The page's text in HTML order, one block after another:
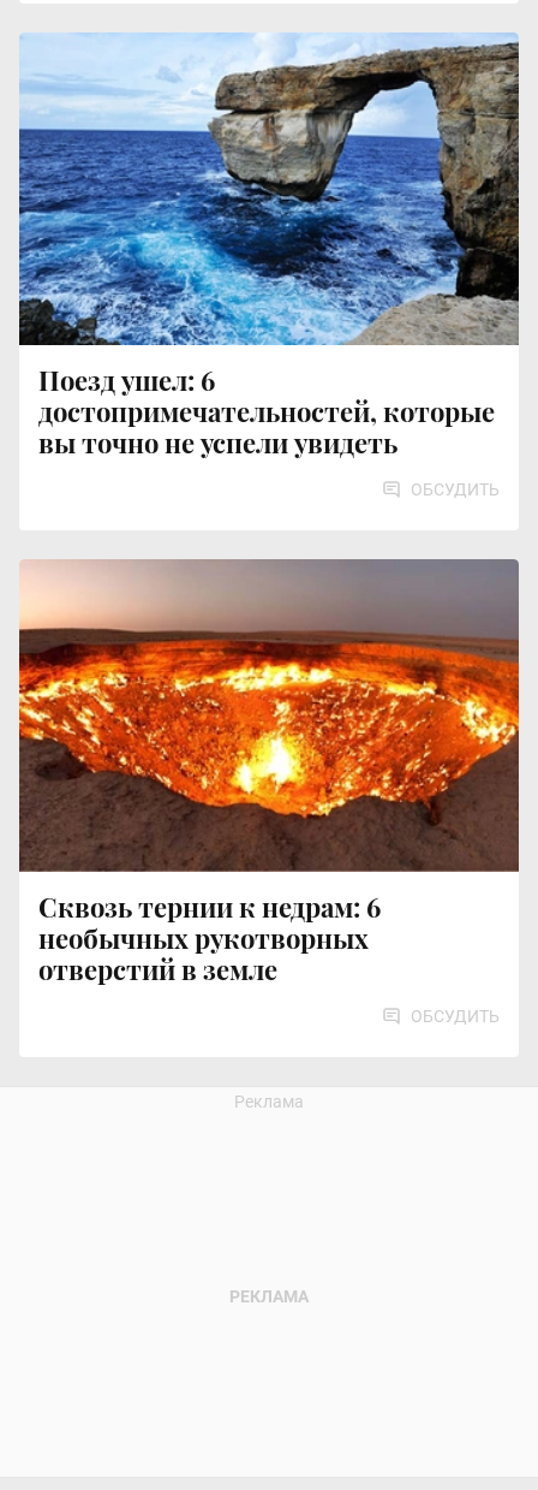
Поезд ушел: 6
достопримечательностей, которые
вы точно не успели увидеть
ОБСУДИТЬ
Сквозь тернии к недрам: 6
необычных рукотворных
отверстий в земле
ОБСУДИТЬ